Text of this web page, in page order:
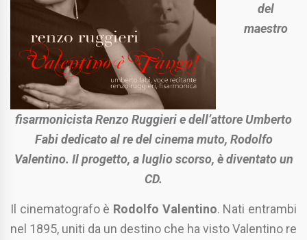
del
maestro
fisarmonicista Renzo Ruggieri e dell’attore Umberto
Fabi dedicato al re del cinema muto, Rodolfo
Valentino. Il progetto, a luglio scorso, è diventato un
CD.
Il cinematografo è Rodolfo Valentino. Nati entrambi
nel 1895, uniti da un destino che ha visto Valentino re